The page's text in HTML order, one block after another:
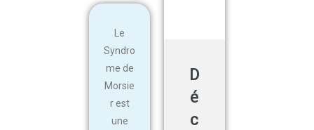
Le
Syndro
me de
Morsie
r est
une
D
é
c